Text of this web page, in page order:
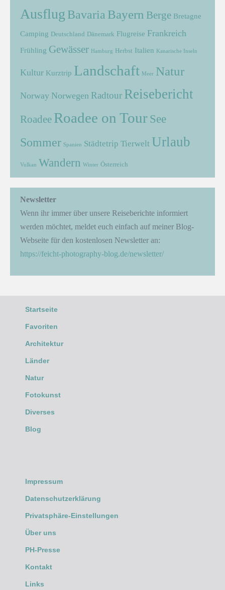
Ausflug Bavaria Bayern Berge Bretagne
Camping Deutschland Dänemark Flugreise Frankreich
Frühling Gewässer Hamburg Herbst Italien Kanarische Inseln
Kultur Kurztrip Landschaft Meer Natur
Norway Norwegen Radtour Reisebericht
Roadee Roadee on Tour See
Sommer Spanien Städtetrip Tierwelt Urlaub
Vulkan Wandern Winter Österreich
Newsletter
Wenn ihr immer über unsere Reiseberichte informiert
werden möchtet, meldet euch einfach auf meiner Blog-
Webseite für den kostenlosen Newsletter an:
https://feicht-photography-blog.de/newsletter/
Startseite
Favoriten
Architektur
Länder
Natur
Fotokunst
Diverses
Blog
Impressum
Datenschutzerklärung
Privatsphäre-Einstellungen
Über uns
PH-Presse
Kontakt
Links